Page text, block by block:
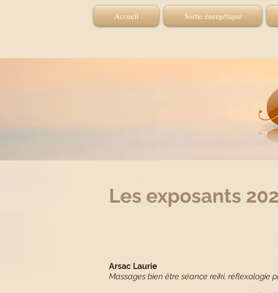
Accueil Sortie énergétique
Les exposants
Arsac Laurie
Massages bien être séance reiki, réflexologie